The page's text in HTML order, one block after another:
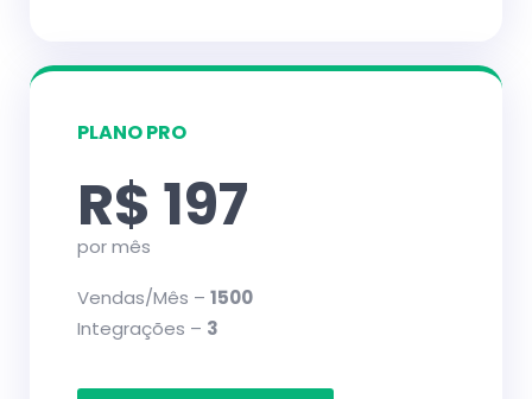
PLANO PRO
R$ 197
por mês
Vendas/Mês – 1500
Integrações – 3